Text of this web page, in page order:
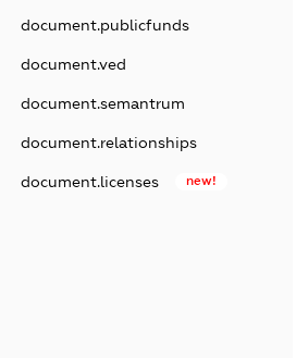
document.publicfunds
document.ved
document.semantrum
document.relationships
document.licenses new!